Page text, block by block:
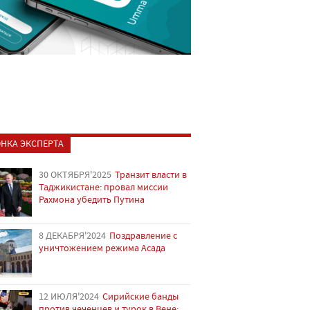
ЭКСПЕРТА
30 ОКТЯБРЯ'2025 Транзит власти в
Таджикистане: провал миссии
Рахмона убедить Путина
8 ДЕКАБРЯ'2024 Поздравление с
уничтожением режима Асада
12 ИЮЛЯ'2024 Сирийские банды